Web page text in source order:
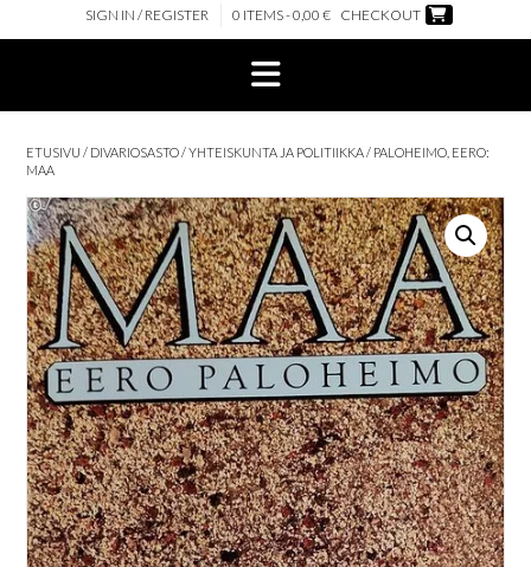
SIGN IN / REGISTER 0 ITEMS - 0,00 € CHECKOUT
ETUSIVU / DIVARIOSASTO/YHTEISKUNTA JA POLITIIKKA/ PALOHEIMO, EERO:
MAA